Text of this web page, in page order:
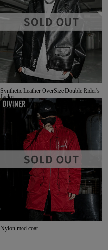
Synthetic Leather OverSize Double Rider's
Jacket
Nylon mod coat